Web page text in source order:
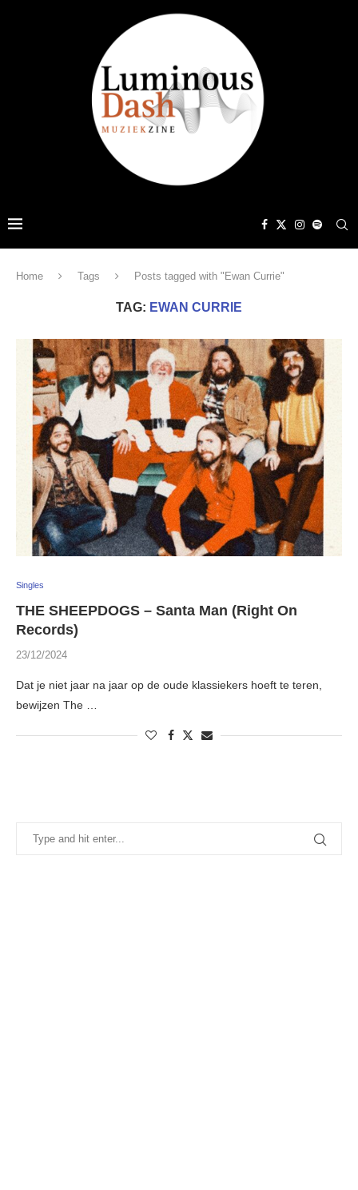
Home Tags Posts tagged with "Ewan Currie"
TAG: EWAN CURRIE
Singles
THE SHEEPDOGS – Santa Man (Right On
Records)
23/12/2024
Dat je niet jaar na jaar op de oude klassiekers hoeft te teren,
bewijzen The …